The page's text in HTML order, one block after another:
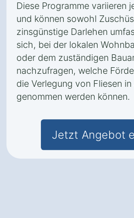
Diese Programme variieren
und können sowohl
zinsgünstige Darlehen
sich, bei der lokalen
oder dem zuständigen
nachzufragen, welche
die Verlegung von Fliesen
genommen werden können.
Jetzt Angebot